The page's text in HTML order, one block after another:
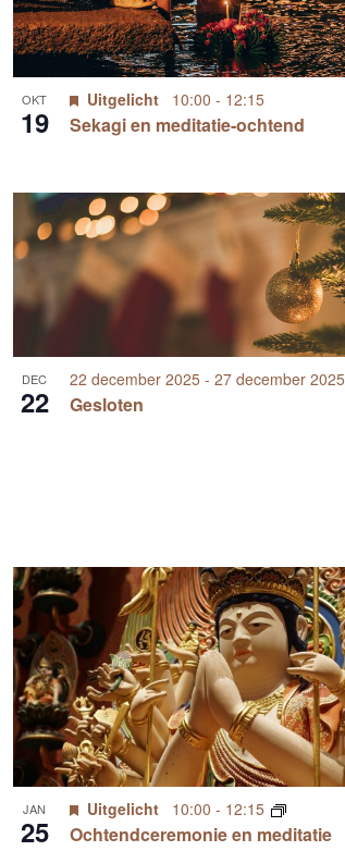
OKT
19 Sekagi en meditatie-ochtend
Uitgelicht 10:00 - 12:15
DEC
22 Gesloten
22 december 2025 - 27 december 2025
JAN
25 Ochtendceremonie en meditatie
Uitgelicht 10:00 - 12:15